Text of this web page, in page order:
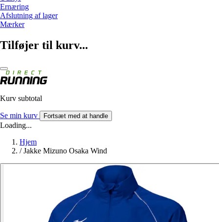
Ernæring
Afslutning af lager
Mærker
Tilføjer til kurv...
Kurv subtotal
Se min kurv Fortsæt med at handle
Loading...
Hjem
/ Jakke Mizuno Osaka Wind